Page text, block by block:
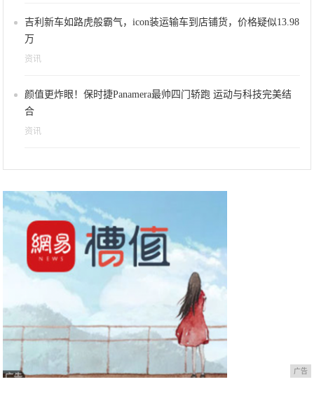
吉利新车如路虎般霸气，icon装运输车到店铺货，价格疑似13.98
万
资讯
颜值更炸眼！保时捷Panamera最帅四门轿跑 运动与科技完美结
合
资讯
广告